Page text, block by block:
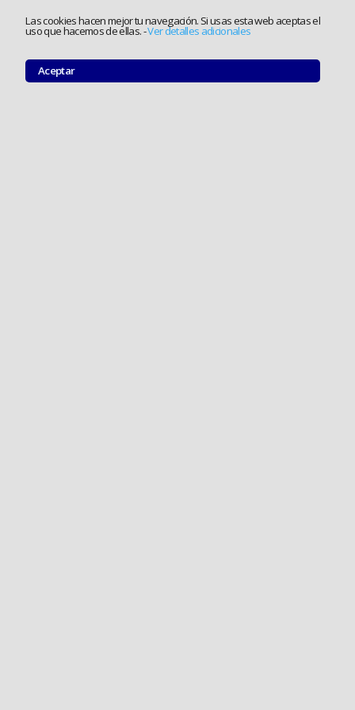
Las cookies hacen mejor tu navegación. Si usas esta web aceptas el
uso que hacemos de ellas.-Ver detalles adicionales
Aceptar